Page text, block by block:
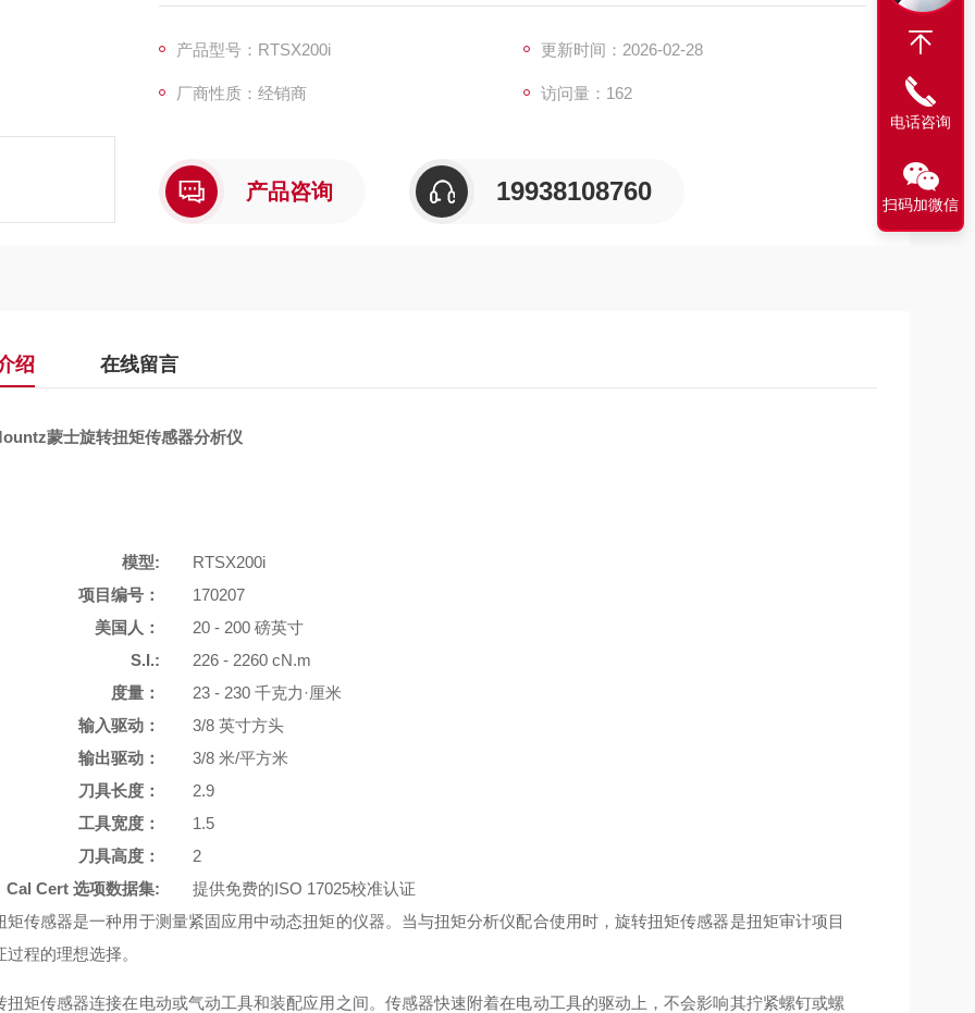
产品型号：RTSX200i
更新时间：2026-02-28
厂商性质：经销商 访问量：162
产品咨询 19938108760
绍 在线留言
蒙士旋转扭矩传感器分析仪
模型:
RTSX200i
项目编号：
170207
美国人：
20 - 200 磅英寸
S.I.:
226 - 2260 cN.m
度量：
23 - 230 千克力·厘米
输入驱动：
3/8 英寸方头
输出驱动：
3/8 米/平方米
刀具长度：
2.9
工具宽度：
1.5
刀具高度：
2
Cal Cert 选项数据集:
提供免费的ISO 17025校准认证
矩传感器是一种用于测量紧固应用中动态扭矩的仪器。当与扭矩分析仪配合使用时，旋转扭矩传感器是扭矩审计项目
过程的理想选择。
扭矩传感器连接在电动或气动工具和装配应用之间。传感器快速附着在电动工具的驱动上，不会影响其拧紧螺钉或螺
电话咨询
扫码加微信